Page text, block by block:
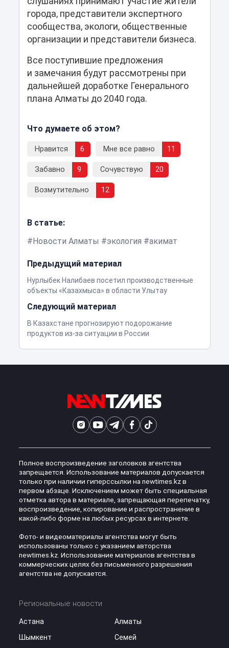
города, представители экспертного
сообщества, экологи, общественные
организации и представители бизнеса.
Все поступившие предложения
и замечания будут рассмотрены при
дальнейшей доработке Генерального
плана Алматы до 2040 года.
Что думаете об этом?
Нравится 6 Мне все равно 11
Забавно 9 Сочувствую 20
Возмутительно 12
В статье:
Новости Алматы
экология акимат
Предыдущий материал
Нурлыбек Налибаев посетил производственные
объекты «Казахмыса» в области Улытау
Следующий материал
В Казахстане прогнозируют подорожание
продуктов из-за ситуации в России
Полное воспроизведение заголовков агентства
запрещается. Использование материалов допускается
только при наличии гиперссылки на newtimes.kz в
первом абзаце. Исключением может быть специальная
отметка автора в материале, запрещающая перепечатку,
воспроизведение, копирование и распространение в
какой-либо форме на любых ресурсах в интернете.
Фото- и видеоматериалы агентства могут быть
использованы только с указанием авторства
newtimes.kz. Использование материалов агентства в
коммерческих целях без письменного разрешения
агентства не допускается.
Региональные новости
Астана
Алматы
Шымкент
Семей